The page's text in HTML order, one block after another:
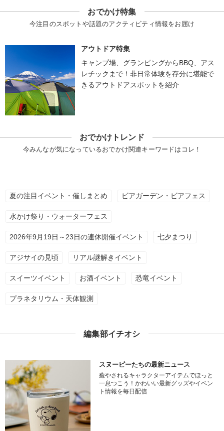
おでかけ特集
今注目のスポットや話題のアクティビティ情報をお届け
アウトドア特集
キャンプ場、グランピングからBBQ、アス
レチックまで！非日常体験を存分に堪能で
きるアウトドアスポットを紹介
おでかけトレンド
今みんなが気になっているおでかけ関連キーワードはコレ！
夏の注目イベント・催しまとめ ビアガーデン・ビアフェス
水かけ祭り・ウォーターフェス
2026年9月19日～23日の連休開催イベント 七夕まつり
アジサイの見頃 リアル謎解きイベント
スイーツイベント お酒イベント 恐竜イベント
プラネタリウム・天体観測
編集部イチオシ
スヌーピーたちの最新ニュース
癒やされるキャラクターアイテムでほっと
一息つこう！かわいい最新グッズやイベン
ト情報を毎日配信